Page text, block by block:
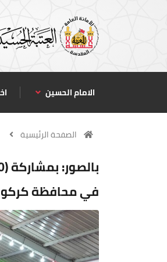
الامام الحسين
الصفحة الرئيسية
في محافظة